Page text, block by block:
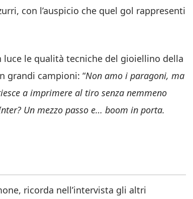
con l’auspicio che quel gol rappresenti
luce le qualità tecniche del gioiellino della
grandi campioni: “Non amo i paragoni, ma
a imprimere al tiro senza nemmeno
Un mezzo passo e… boom in porta.
ricorda nell’intervista gli altri